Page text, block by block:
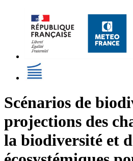
Scénarios de
projections des
la biodiversité et